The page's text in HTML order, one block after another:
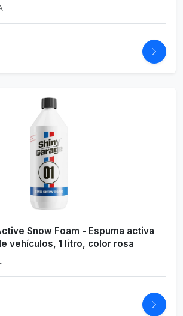
Mate y Brillante, Llantas y
Snow Foam - Espuma activa
vehículos, 1 litro, color rosa